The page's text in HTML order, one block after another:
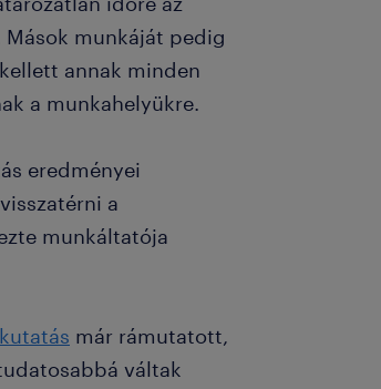
munkáját pedig
annak minden
a munkahelyükre.
eredményei
a
munkáltatója
már rámutatott,
váltak